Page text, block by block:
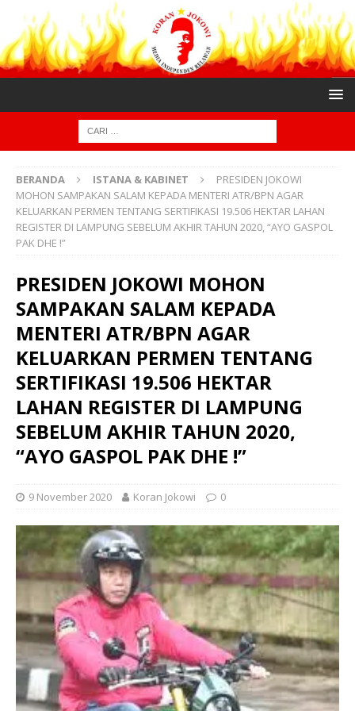
BERANDA ISTANA & KABINET
PRESIDEN JOKOWI
MOHON SAMPAKAN SALAM KEPADA MENTERI ATR/BPN AGAR
KELUARKAN PERMEN TENTANG SERTIFIKASI 19.506 HEKTAR LAHAN
REGISTER DI LAMPUNG SEBELUM AKHIR TAHUN 2020, “AYO GASPOL
PAK DHE !”
PRESIDEN JOKOWI MOHON
SAMPAKAN SALAM KEPADA
MENTERI ATR/BPN AGAR
KELUARKAN PERMEN TENTANG
SERTIFIKASI 19.506 HEKTAR
LAHAN REGISTER DI LAMPUNG
SEBELUM AKHIR TAHUN 2020,
“AYO GASPOL PAK DHE !”
9 November 2020 Koran Jokowi 0